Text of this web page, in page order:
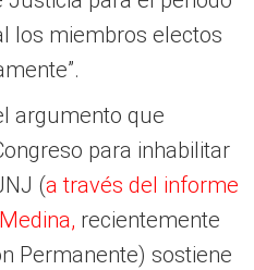
los miembros electos
argumento que
para inhabilitar
(a través del informe
recientemente
Permanente) sostiene